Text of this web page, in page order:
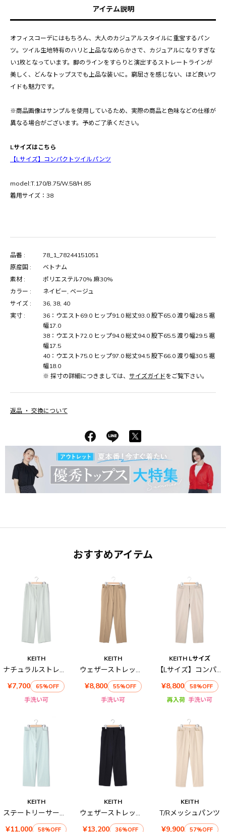
アイテム説明
オフィスコーデにはもちろん、大人のカジュアルスタイルに重宝するパン
ツ。ツイル生地特有のハリと上品ななめらかさで、カジュアルになりすぎな
い1枚となっています。脚のラインをすらりと演出するストレートラインが
美しく、どんなトップスでも上品な装いに。窮屈さを感じない、ほど良いワ
イドも魅力です。
※商品画像はサンプルを使用しているため、実際の商品と色味などの仕様が
異なる場合がございます。予めご了承ください。
Lサイズはこちら
【Lサイズ】コンパクトツイルパンツ
model:T.170/B.75/W.58/H.85
着用サイズ：38
品番 :
78_1_78244151051
原産国 :
ベトナム
素材 :
ポリエステル70% 麻30%
カラー :
ネイビー, ベージュ
サイズ :
36, 38, 40
実寸 :
36：ウエスト69.0 ヒップ91.0 総丈93.0 股下65.0 渡り幅28.5 裾
幅17.0
38：ウエスト72.0 ヒップ94.0 総丈94.0 股下65.5 渡り幅29.5 裾
幅17.5
40：ウエスト75.0 ヒップ97.0 総丈94.5 股下66.0 渡り幅30.5 裾
幅18.0
※ 採寸の詳細につきましては、 サイズガイドをご覧下さい。
返品 ・ 交換について
おすすめアイテム
KEITH
ナチュラルストレッチパンツ
¥7,700
65%OFF
手洗い可
KEITH
ウェザーストレッチパンツ
¥8,800
55%OFF
手洗い可
KEITH Lサイズ
【Lサイズ】コンパクトツイルパンツ
¥8,800
58%OFF
再入荷 手洗い可
KEITH
ステートリーサージパンツ
¥11,000
58%OFF
KEITH
ウェザーストレッチパンツ
¥13,200
36%OFF
KEITH
T/Rメッシュパンツ
¥9,900
57%OFF